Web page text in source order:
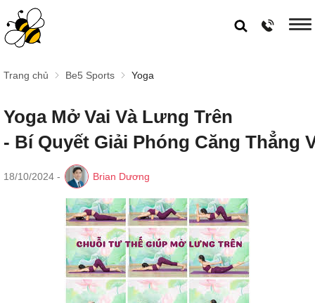
Trang chủ Be5 Sports Yoga
Yoga Mở Vai Và Lưng Trên
- Bí Quyết Giải Phóng Căng Thẳng
18/10/2024 - Brian Dương